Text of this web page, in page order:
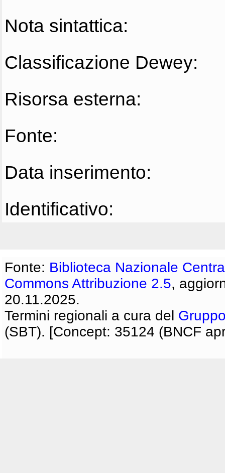
Nota sintattica:
Classificazione Dewey:
Risorsa esterna:
Fonte:
Data inserimento:
Identificativo:
Fonte: Biblioteca Nazionale
Commons Attribuzione 2.5,
20.11.2025.
Termini regionali a cura del
(SBT). [Concept: 35124 (BNCF